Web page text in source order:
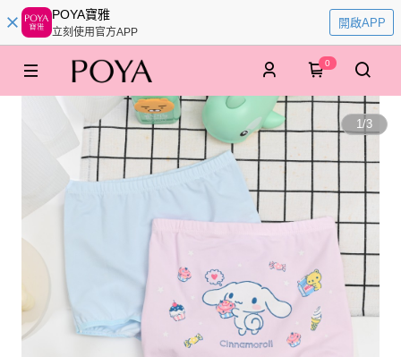
POYA寶雅
立刻使用官方APP
開啟APP
0
1/3